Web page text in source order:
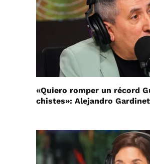
«Quiero romper un récord
chistes»: Alejandro